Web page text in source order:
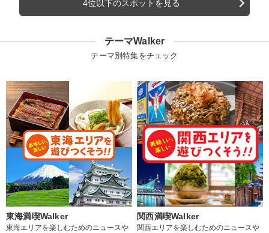
4位以下のスポットを見る
テーマWalker
テーマ別特集をチェック
東海満喫Walker
東海エリアを楽しむためのニュースや
関西満喫Walker
関西エリアを楽しむためのニュースや